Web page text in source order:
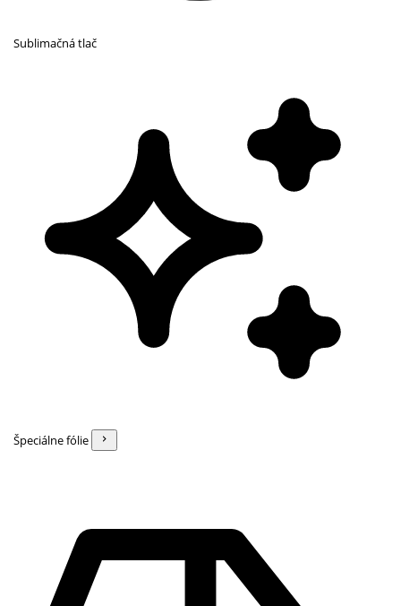
Sublimačná tlač
Špeciálne fólie